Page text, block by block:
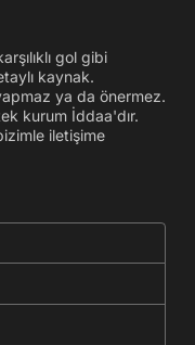
gol gibi
kaynak.
ya da önermez.
kurum İddaa'dır.
iletişime